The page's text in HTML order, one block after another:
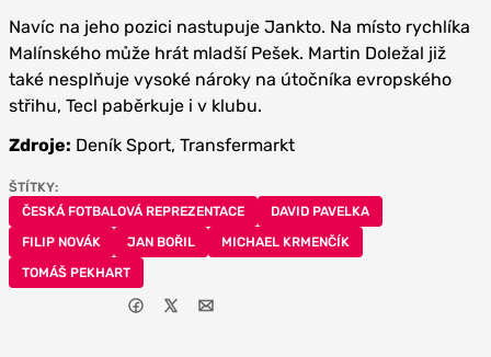
Navíc na jeho pozici nastupuje Jankto. Na místo rychlíka
Malínského může hrát mladší Pešek. Martin Doležal již
také nesplňuje vysoké nároky na útočníka evropského
střihu, Tecl paběrkuje i v klubu.
Zdroje: Deník Sport, Transfermarkt
ŠTÍTKY:
ČESKÁ FOTBALOVÁ REPREZENTACE
DAVID PAVELKA
FILIP NOVÁK
JAN BOŘIL
MICHAEL KRMENČÍK
TOMÁŠ PEKHART